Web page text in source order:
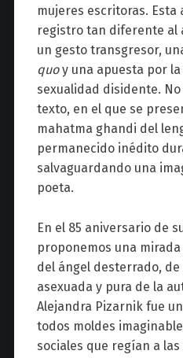
mujeres escritoras. Esta
registro tan diferente al
un gesto transgresor,
quoy una apuesta por la
sexualidad disidente.
texto, en el que se
mahatma ghandi del
permanecido inédito
salvaguardando una
poeta.
En el 85 aniversario de
proponemos una
del ángel desterrado,
asexuada y pura de la
Alejandra Pizarnikfue
todos moldes
sociales que regían a